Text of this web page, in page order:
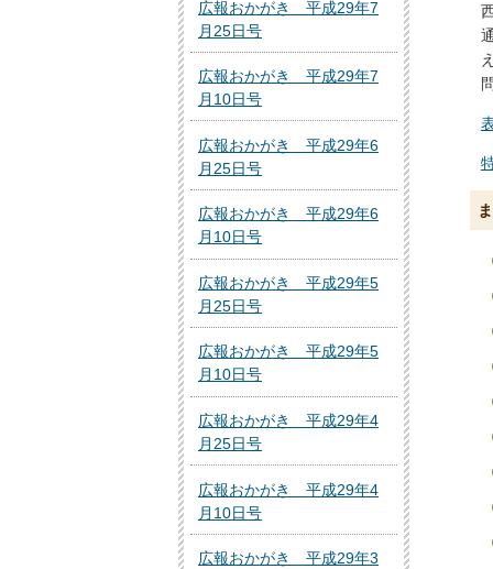
広報おかがき 平成29年7
月25日号
広報おかがき 平成29年7
月10日号
広報おかがき 平成29年6
月25日号
広報おかがき 平成29年6
月10日号
広報おかがき 平成29年5
月25日号
広報おかがき 平成29年5
月10日号
広報おかがき 平成29年4
月25日号
広報おかがき 平成29年4
月10日号
広報おかがき 平成29年3